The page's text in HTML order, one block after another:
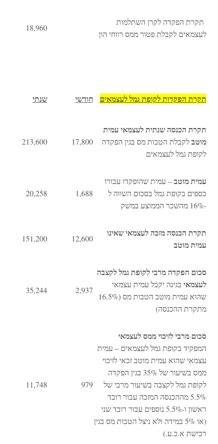
תקרת הפקדה לקרן השתלמות
לעצמאים לקבלת פטור ממס רווחי הון
18,960
תקרת הפקדות לקופת גמל לעצמאים חודשי שנתי
תקרת הכנסה שנתית לעצמאי עמית
מוטבלקבלת הטבות מס בגין הפקדה
לקופת גמל לעצמאים
17,800
213,600
עמית מוטב– עמית שהופקדו עבורו
כספים בקופת גמל בסכום השווה ל
-16% מהשכר הממוצע במשק
1,688
20,258
תקרת הכנסה מזכה לעצמאי שאינו
עמית מוטב
12,600
151,200
סכום הפקדה מרבי לקופת גמל לקצבה
לעצמאי בגינה יקבל עמית עצמאי
שהוא עמית מוטב הטבות מס (16.5%
מתקרת ההכנסה)
2,937
35,244
סכום מרבי לזיכוי ממס לעצמאי
המפקיד בקופת גמל לעצמאים – עמית
עצמאי שהוא עמית מוטב זכאי לזיכוי
ממס בשיעור של 35% בגין הפקדה
לקופת גמל לקצבה בשיעור מרבי של
5.5% מההכנסה המזכה עבור רובד
ראשון ו-5.5% נוספים עבור רובד שני
(או 5% במידה ולא ניצל הטבות מס בגין
רכישת א.כ.ע.)
979
11,748